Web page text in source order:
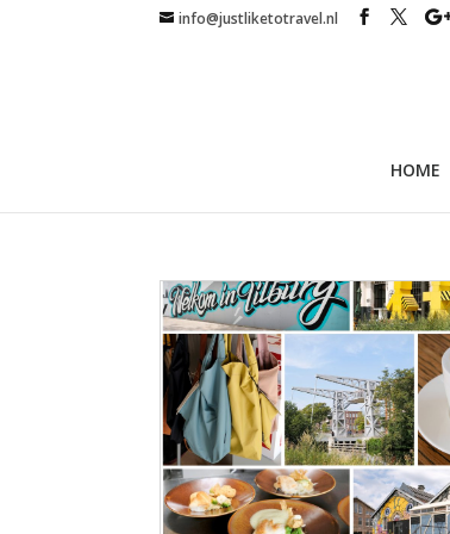
info@justliketotravel.nl
HOME